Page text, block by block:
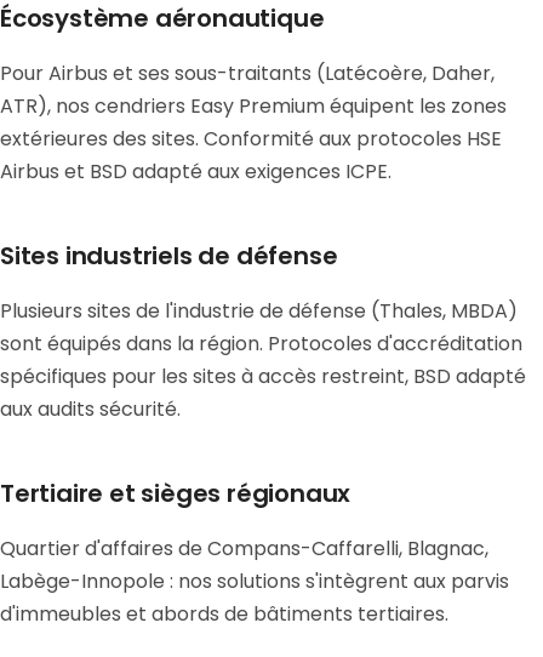
Écosystème aéronautique
Pour Airbus et ses sous-traitants (Latécoère, Daher,
ATR), nos cendriers Easy Premium équipent les zones
extérieures des sites. Conformité aux protocoles HSE
Airbus et BSD adapté aux exigences ICPE.
Sites industriels de défense
Plusieurs sites de l'industrie de défense (Thales, MBDA)
sont équipés dans la région. Protocoles d'accréditation
spécifiques pour les sites à accès restreint, BSD adapté
aux audits sécurité.
Tertiaire et sièges régionaux
Quartier d'affaires de Compans-Caffarelli, Blagnac,
Labège-Innopole : nos solutions s'intègrent aux parvis
d'immeubles et abords de bâtiments tertiaires.